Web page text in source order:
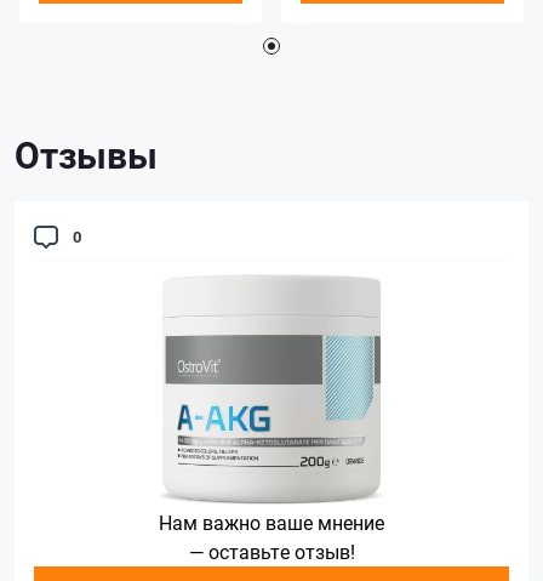
Отзывы
0
Нам важно ваше мнение
— оставьте отзыв!